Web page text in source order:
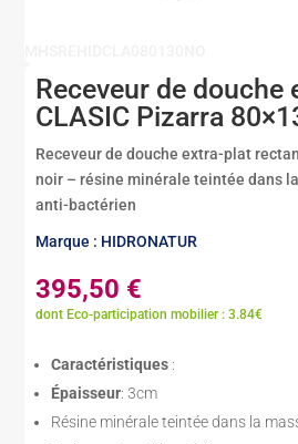
Receveur de douche
CLASIC Pizarra
Receveur de douche extra-plat
noir – résine minérale teintée dans
anti-bactérien
Marque : HIDRONATUR
395,50 €
dont Eco-participation mobilier : 3.84€
Caractéristiques :
Épaisseur: 3cm
Résine minérale teintée dans la